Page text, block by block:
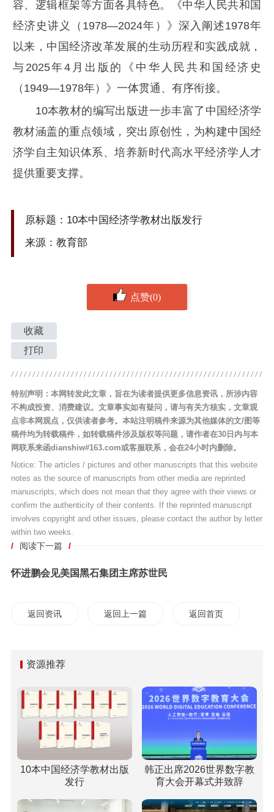
容、逻辑框架等方面各具特色。《中华人民共和国
经济史讲义（1978—2024年）》深入阐述1978年
以来，中国经济改革发展的生动历程和实践成就，
与2025年4月出版的《中华人民共和国经济史
（1949—1978年）》一体贯通、有序衔接。
10本教材的编写出版进一步丰富了中国经济学
教材涵盖的重点领域，突出原创性，为构建中国经
济学自主知识体系、培养新时代高水平经济学人才
提供重要支撑。
原标题：10本中国经济学教材出版发行
来源：教育部
点赞(0)
收藏
打印
特别声明：本网转发此文章，旨在为读者提供更多信息资讯，所涉内容
不构成投资、消费建议。文章事实如有疑问，请与有关方核实，文章观
点非本网观点，仅供读者参考。本站注明稿件来源为其他媒体的文/图等
稿件均为转载稿件，如转载稿件涉及版权等问题，请作者在30日内与本
网联系来函dianshiw#163.com或客服联系，会在24小时内删除。
Notice: The articles / pictures and other manuscripts that this website
notes as the source of manuscripts from other media are reprinted
manuscripts, which does not mean that they agree with their views or
confirm the authenticity of their contents. If the reprinted manuscript
involves copyright and other issues, please contact the author by letter
within two weeks.
/ 阅读下一篇 /
怀进鹏会见美国黑石集团主席苏世民
返回资讯 返回上一篇 返回首页
资源推荐
10本中国经济学教材出版
发行
韩正出席2026世界数字教
育大会开幕式并致辞